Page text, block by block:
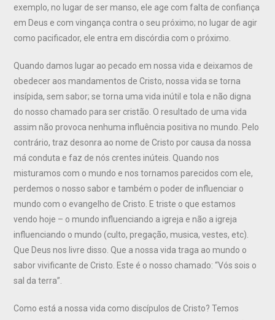
exemplo, no lugar de ser manso, ele age com falta de confiança
em Deus e com vingança contra o seu próximo; no lugar de agir
como pacificador, ele entra em discórdia com o próximo.
Quando damos lugar ao pecado em nossa vida e deixamos de
obedecer aos mandamentos de Cristo, nossa vida se torna
insípida, sem sabor; se torna uma vida inútil e tola e não digna
do nosso chamado para ser cristão. O resultado de uma vida
assim não provoca nenhuma influência positiva no mundo. Pelo
contrário, traz desonra ao nome de Cristo por causa da nossa
má conduta e faz de nós crentes inúteis. Quando nos
misturamos com o mundo e nos tornamos parecidos com ele,
perdemos o nosso sabor e também o poder de influenciar o
mundo com o evangelho de Cristo. E triste o que estamos
vendo hoje – o mundo influenciando a igreja e não a igreja
influenciando o mundo (culto, pregação, musica, vestes, etc).
Que Deus nos livre disso. Que a nossa vida traga ao mundo o
sabor vivificante de Cristo. Este é o nosso chamado: “Vós sois o
sal da terra”.
Como está a nossa vida como discípulos de Cristo? Temos